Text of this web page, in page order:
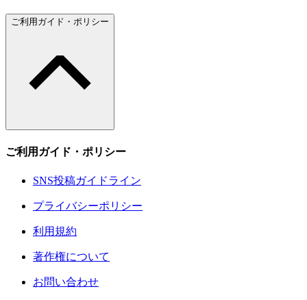
ご利用ガイド・ポリシー
ご利用ガイド・ポリシー
SNS投稿ガイドライン
プライバシーポリシー
利用規約
著作権について
お問い合わせ